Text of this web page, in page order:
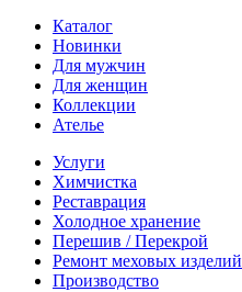
Каталог
Новинки
Для мужчин
Для женщин
Коллекции
Ателье
Услуги
Химчистка
Реставрация
Холодное хранение
Перешив / Перекрой
Ремонт меховых изделий
Производство